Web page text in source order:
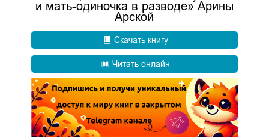
и мать-одиночка в разводе» Арины
Арской
Скачать книгу
Читать онлайн